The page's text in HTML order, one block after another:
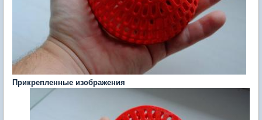
Прикрепленные изображения